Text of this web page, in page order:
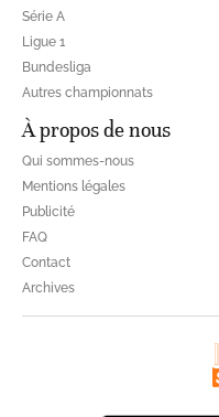
Série A
Ligue 1
Bundesliga
Autres championnats
À propos de nous
Qui sommes-nous
Mentions légales
Publicité
FAQ
Contact
Archives